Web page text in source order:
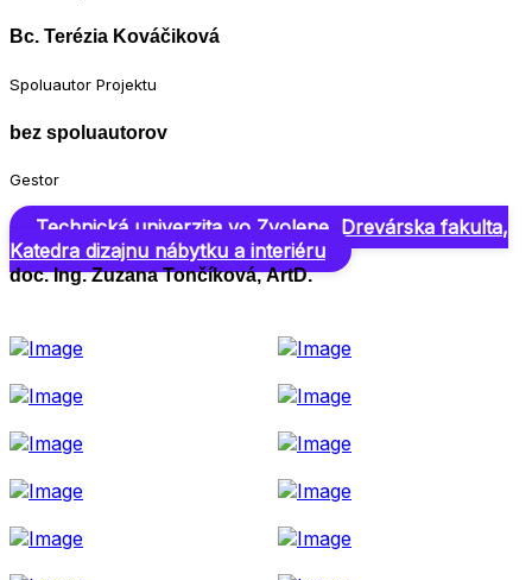
Bc. Terézia Kováčiková
Spoluautor Projektu
bez spoluautorov
Gestor
Technická univerzita vo Zvolene, Drevárska fakulta,
Katedra dizajnu nábytku a interiéru
doc. Ing. Zuzana Tončíková, ArtD.